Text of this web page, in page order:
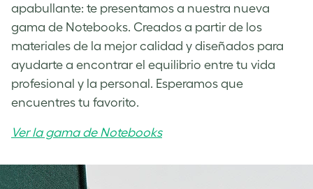
apabullante: te presentamos a nuestra nueva
gama de Notebooks. Creados a partir de los
materiales de la mejor calidad y diseñados para
ayudarte a encontrar el equilibrio entre tu vida
profesional y la personal. Esperamos que
encuentres tu favorito.
Ver la gama de Notebooks